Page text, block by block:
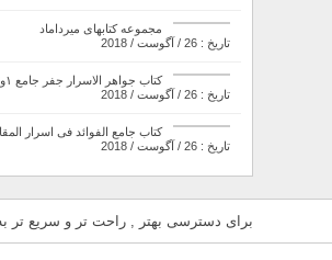
مجموعه کتابهای میرداماد
تاریخ : 26 / آگوست / 2018
کتاب جواهر الاسرار جفر جامع ۱و۲
تاریخ : 26 / آگوست / 2018
کتاب جامع الفوائد فی اسرار
تاریخ : 26 / آگوست / 2018
برای دسترسی بهتر , راحت تر و سریع تر